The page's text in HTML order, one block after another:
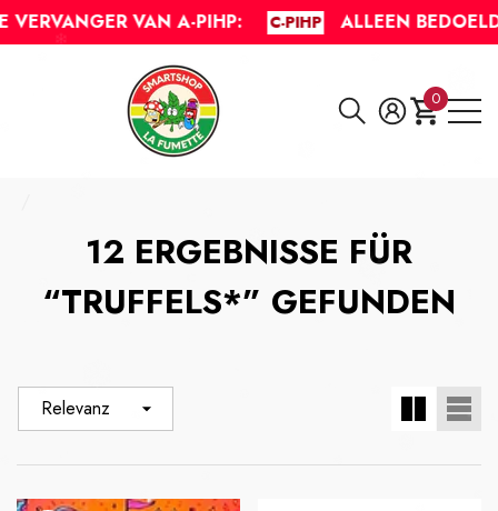
VAN A-PIHP: C-PIHP ALLEEN
0
0
12 ERGEBNISSE FÜR
“TRUFFELS*” GEFUNDEN
Relevanz
Heb je vragen?